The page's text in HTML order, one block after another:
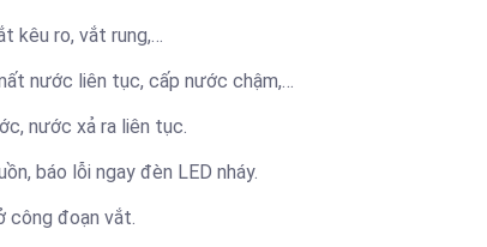
kêu ro, vắt rung,…
nước liên tục, cấp nước chậm,…
nước xả ra liên tục.
báo lỗi ngay đèn LED nháy.
công đoạn vắt.